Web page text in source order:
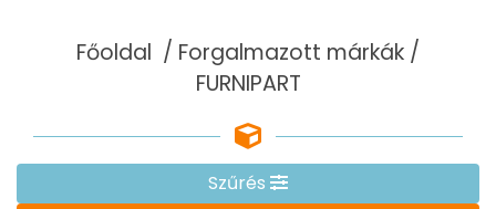
Főoldal / Forgalmazott márkák /
FURNIPART
Szűrés